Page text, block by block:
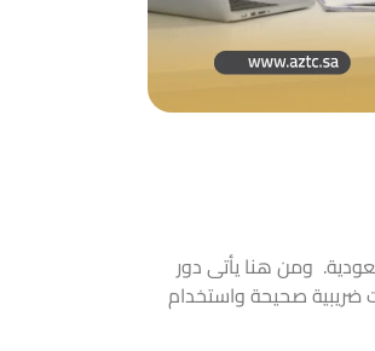
ومن هنا يأتى دور
ضريبية صحيحة واستخدام